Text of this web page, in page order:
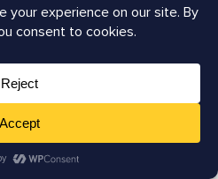
Experiência,
usam ao avaliar sites.
nas Pessoas: